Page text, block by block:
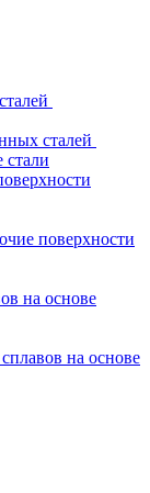
сталей
стали
поверхности
на основе
на основе